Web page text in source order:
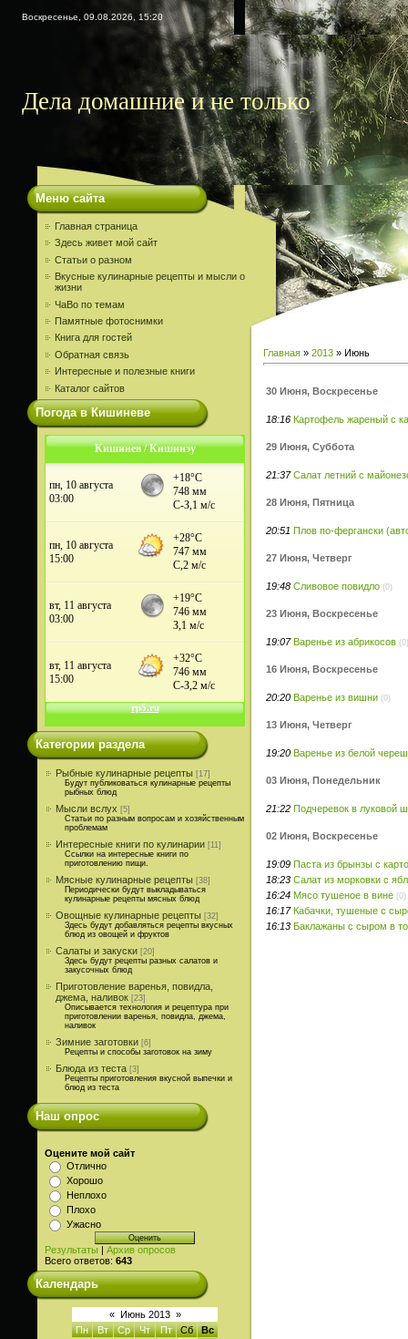
Воскресенье, 09.08.2026, 15:20
Дела домашние и не только
Меню сайта
Главная страница
Здесь живет мой сайт
Статьи о разном
Вкусные кулинарные рецепты и мысли о
жизни
ЧаВо по темам
Памятные фотоснимки
Книга для гостей
Обратная связь
Интересные и полезные книги
Каталог сайтов
Погода в Кишиневе
Кишинев / Кишинэу
Категории раздела
Рыбные кулинарные рецепты [17]
Будут публиковаться кулинарные рецепты
рыбных блюд
Мысли вслух [5]
Статьи по разным вопросам и хозяйственным
проблемам
Интересные книги по кулинарии [11]
Ссылки на интересные книги по
приготовлению пищи.
Мясные кулинарные рецепты [38]
Периодически будут выкладываться
кулинарные рецепты мясных блюд
Овощные кулинарные рецепты [32]
Здесь будут добавляться рецепты вкусных
блюд из овощей и фруктов
Салаты и закуски [20]
Здесь будут рецепты разных салатов и
закусочных блюд
Приготовление варенья, повидла,
джема, наливок [23]
Описывается технология и рецептура при
приготовлении варенья, повидла, джема,
наливок
Зимние заготовки [6]
Рецепты и способы заготовок на зиму
Блюда из теста [3]
Рецепты приготовления вкусной выпечки и
блюд из теста
Наш опрос
Оцените мой сайт
Отлично
Хорошо
Неплохо
Плохо
Ужасно
Результаты | Архив опросов
Всего ответов: 643
Календарь
« Июнь 2013 »
Пн
Вт Ср Чт Пт Сб
Вс
Главная » 2013 » Июнь
30 Июня, Воскресенье
18:16 Картофель жареный с
29 Июня, Суббота
21:37 Салат летний с
28 Июня, Пятница
20:51 Плов по-фергански
27 Июня, Четверг
19:48 Сливовое повидло (0)
23 Июня, Воскресенье
19:07 Варенье из абрикосов (0)
16 Июня, Воскресенье
20:20 Варенье из вишни (0)
13 Июня, Четверг
19:20 Варенье из белой
03 Июня, Понедельник
21:22 Подчеревок в луковой
02 Июня, Воскресенье
19:09 Паста из брынзы с
18:23 Салат из морковки с
16:24 Мясо тушеное в вине (0)
16:17 Кабачки, тушеные с
16:13 Баклажаны с сыром в